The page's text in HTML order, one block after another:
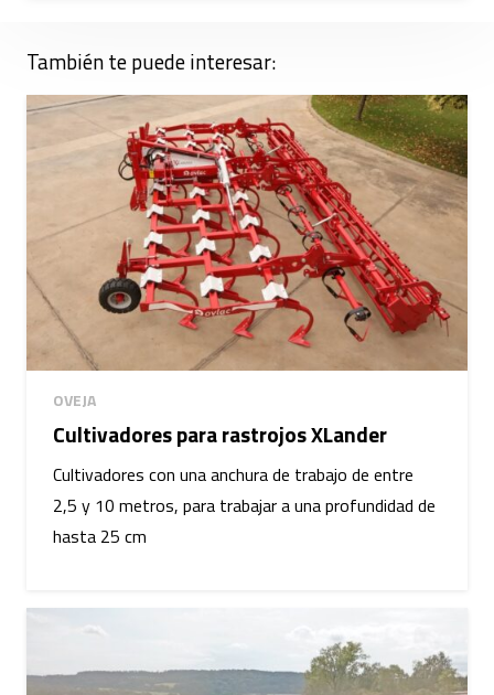
También te puede interesar:
OVEJA
Cultivadores para rastrojos XLander
Cultivadores con una anchura de trabajo de entre
2,5 y 10 metros, para trabajar a una profundidad de
hasta 25 cm